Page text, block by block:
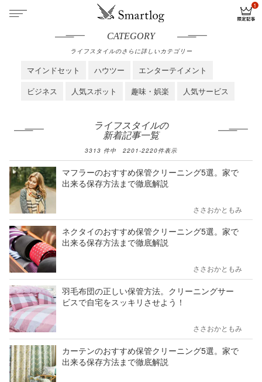
CATEGORY
ライフスタイルのさらに詳しいカテゴリー
マインドセット ハウツー
エンターテイメント
ビジネス
人気スポット 趣味・娯楽 人気サービス
ライフスタイルの
新着記事一覧
3313 件中 2201-2220件表示
マフラーのおすすめ保管クリーニング5選。家で
出来る保存方法まで徹底解説
ささおかともみ
ネクタイのおすすめ保管クリーニング5選。家で
出来る保存方法まで徹底解説
ささおかともみ
羽毛布団の正しい保管方法。クリーニングサー
ビスで自宅をスッキリさせよう！
ささおかともみ
カーテンのおすすめ保管クリーニング5選。家で
出来る保存方法まで徹底解説